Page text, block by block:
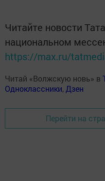
Читайте новости
национальном
https://max.ru/
Читай «Волжскую новь» в
Одноклассники, Дзен
Перейти на